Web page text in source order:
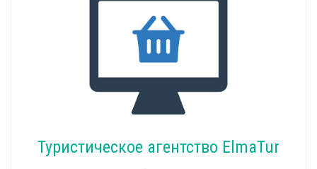
Туристическое агентство ElmaTur